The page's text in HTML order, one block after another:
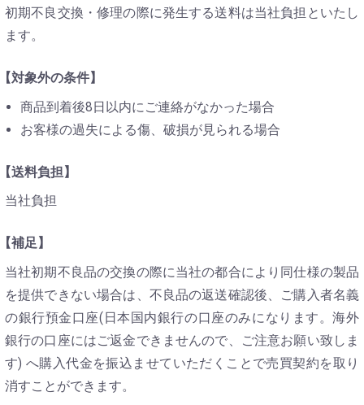
初期不良交換・修理の際に発生する送料は当社負担といたし
ます。
対象外の条件】
商品到着後8日以内にご連絡がなかった場合
お客様の過失による傷、破損が見られる場合
送料負担】
当社負担
補足】
当社初期不良品の交換の際に当社の都合により同仕様の製品
を提供できない場合は、不良品の返送確認後、ご購入者名義
の銀行預金口座(日本国内銀行の口座のみになります。海外
銀行の口座にはご返金できませんので、ご注意お願い致しま
す) へ購入代金を振込ませていただくことで売買契約を取り
消すことができます。